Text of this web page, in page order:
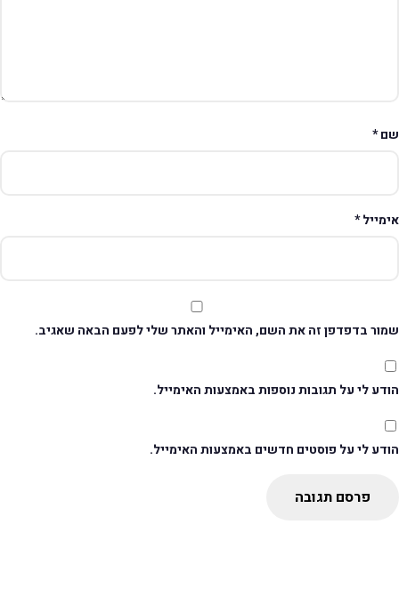
*
*
בדפדפן זה את השם, האימייל והאתר שלי לפעם הבאה שאגיב.
לי על תגובות נוספות באמצעות האימייל.
לי על פוסטים חדשים באמצעות האימייל.
פרסם תגובה